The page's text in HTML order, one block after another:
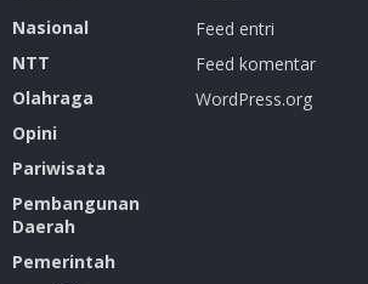
Nasional
NTT
Olahraga
Opini
Pariwisata
Pembangunan
Daerah
Pemerintah
Feed entri
Feed komentar
WordPress.org